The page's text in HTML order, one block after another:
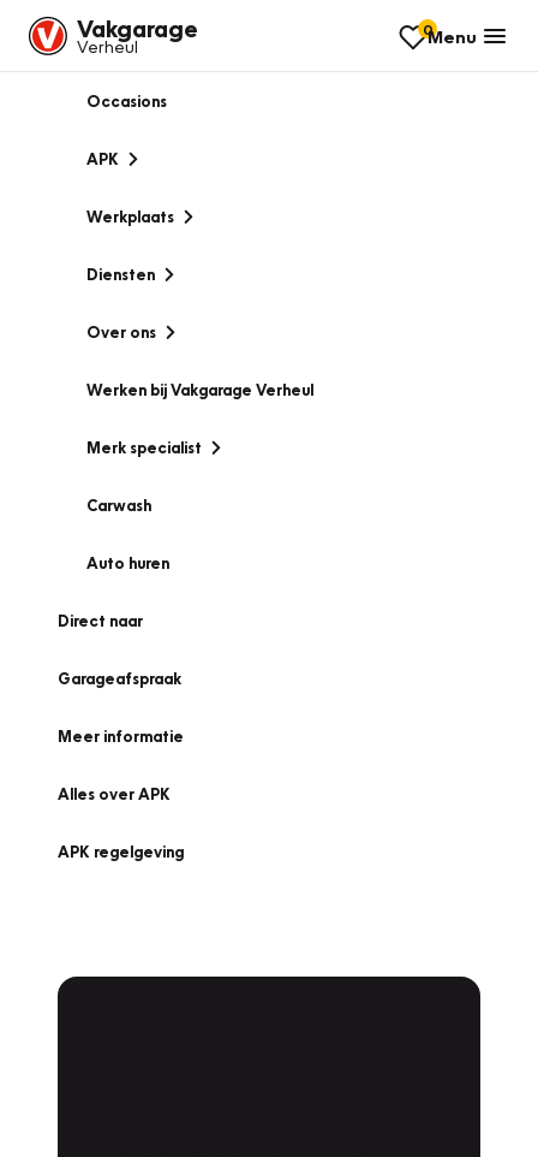
Vakgarage
Verheul
0Menu
Occasions
APK
Werkplaats
Diensten
Over ons
Werken bij Vakgarage Verheul
Merk specialist
Carwash
Auto huren
Direct naar
Garageafspraak
Meer informatie
Alles over APK
APK regelgeving